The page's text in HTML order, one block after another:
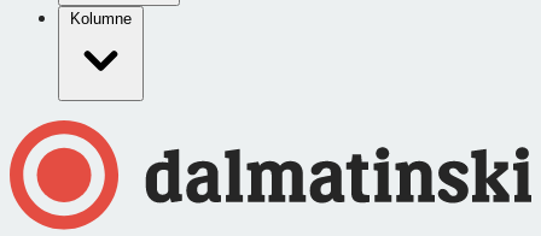
Kolumne